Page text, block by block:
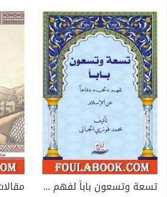
تسعة وتسعون باباً لفهم - لحب - دفاعاً عن الإسلام